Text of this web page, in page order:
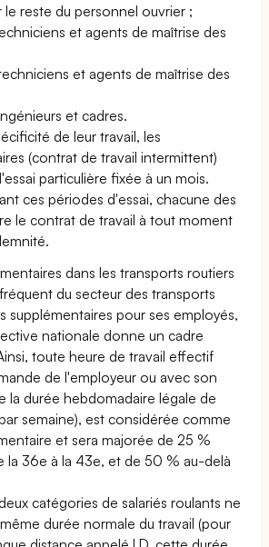
le reste du personnel ouvrier ;
et agents de maîtrise des
et agents de maîtrise des
et cadres.
de leur travail, les
(contrat de travail intermittent)
particulière fixée à un mois.
ces périodes d'essai, chacune des
le contrat de travail à tout moment
dans les transports routiers
du secteur des transports
supplémentaires pour ses employés,
nationale donne un cadre
toute heure de travail effectif
de l'employeur ou avec son
la durée hebdomadaire légale de
semaine), est considérée comme
et sera majorée de 25 %
la 36e à la 43e, et de 50 % au-delà
catégories de salariés roulants ne
durée normale du travail (pour